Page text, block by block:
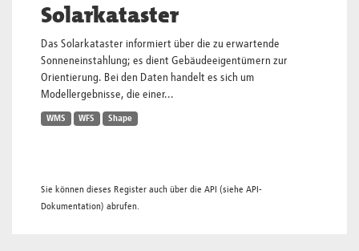
Solarkataster
Das Solarkataster informiert über die zu erwartende
Sonneneinstahlung; es dient Gebäudeeigentümern zur
Orientierung. Bei den Daten handelt es sich um
Modellergebnisse, die einer...
WMS WFS Shape
Sie können dieses Register auch über die API (siehe API-
Dokumentation) abrufen.